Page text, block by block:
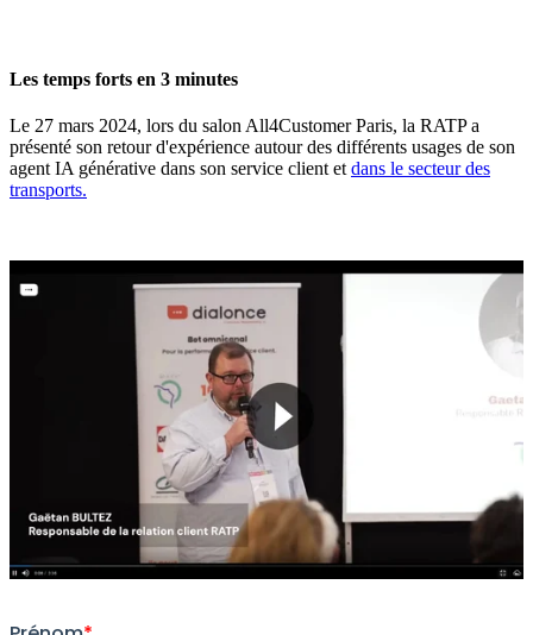
Les temps forts en 3 minutes
Le 27 mars 2024, lors du salon All4Customer Paris, la RATP a
présenté son retour d'expérience autour des différents usages de son
agent IA générative dans son service client et dans le secteur des
transports.